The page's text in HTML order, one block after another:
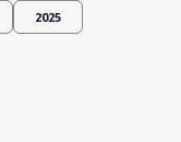
2025